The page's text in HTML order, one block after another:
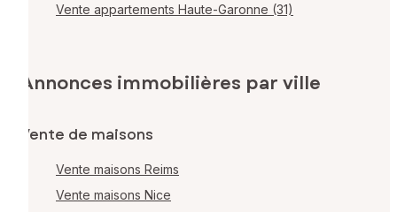
Vente appartements Haute-Garonne (31)
Annonces immobilières par ville
Vente de maisons
Vente maisons Reims
Vente maisons Nice